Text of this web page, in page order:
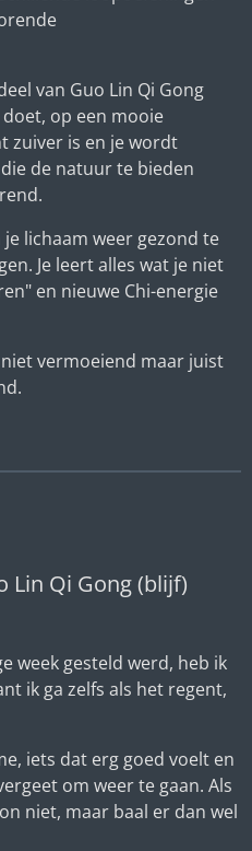
van Guo Lin Qi Gong
op een mooie
zuiver is en je wordt
de natuur te bieden
lichaam weer gezond te
Je leert alles wat je niet
en nieuwe Chi-energie
vermoeiend maar juist
Lin Qi Gong (blijf)
week gesteld werd, heb ik
ik ga zelfs als het regent,
iets dat erg goed voelt en
om weer te gaan. Als
niet, maar baal er dan wel